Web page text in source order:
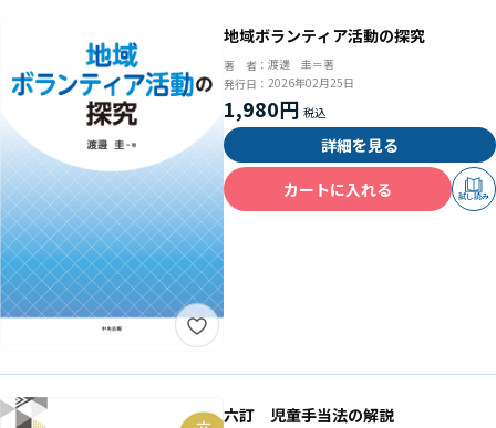
地域ボランティア活動の探究
著 者： 渡邊 圭＝著
発行日： 2026年02月25日
1,980円
詳細を見る
カートに入れる
試し読み
六訂 児童手当法の解説